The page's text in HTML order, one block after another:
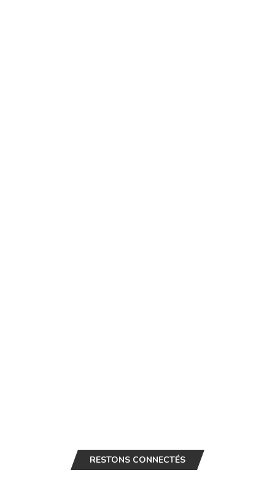
RESTONS CONNECTÉS